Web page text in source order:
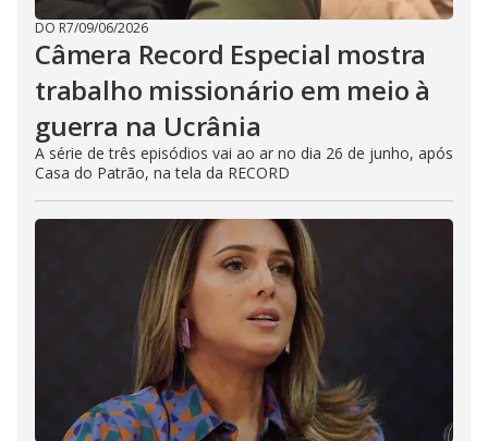
DO R7/09/06/2026
Câmera Record Especial mostra
trabalho missionário em meio à
guerra na Ucrânia
A série de três episódios vai ao ar no dia 26 de junho, após
Casa do Patrão, na tela da RECORD